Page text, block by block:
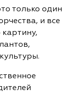
только один
и все